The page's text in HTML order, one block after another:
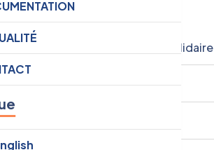
Economie sociale et solidaire
Plaidoyer